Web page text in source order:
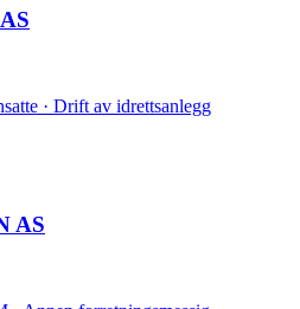
· Drift av idrettsanlegg
AS